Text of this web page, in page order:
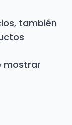
también
mostrar